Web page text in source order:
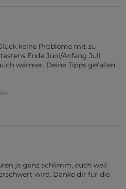
keine Probleme mit zu
Ende Juni/Anfang Juli
wärmer. Deine Tipps gefallen
ja ganz schlimm, auch weil
wird. Danke dir für die